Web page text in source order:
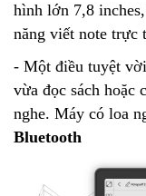
hình lớn 7,8
năng viết note
- Một điều tuyệt
vừa đọc sách hoặc
nghe. Máy có loa
Bluetooth